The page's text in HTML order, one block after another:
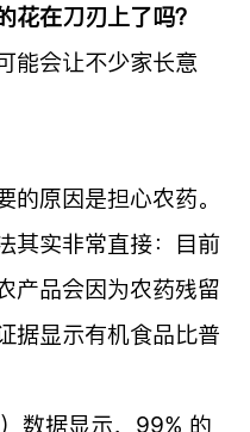
花在刀刃上了吗？
能会让不少家长意
原因是担心农药。
其实非常直接：目前
产品会因为农药残留
据显示有机食品比普
数据显示，99% 的